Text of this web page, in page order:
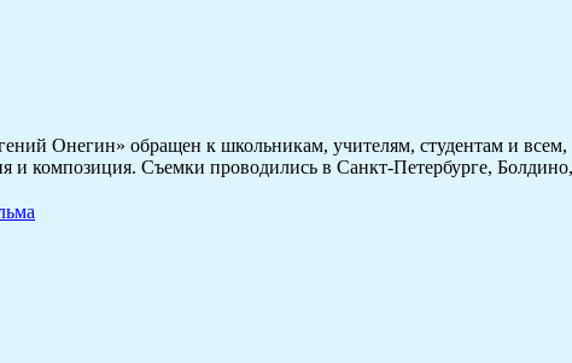
Онегин» обращен к школьникам, учителям, студентам и
и композиция. Съемки проводились в Санкт-Петербурге,